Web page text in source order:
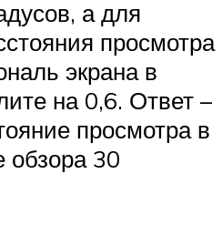
а для
просмотра
экрана в
на 0,6. Ответ –
просмотра в
обзора 30